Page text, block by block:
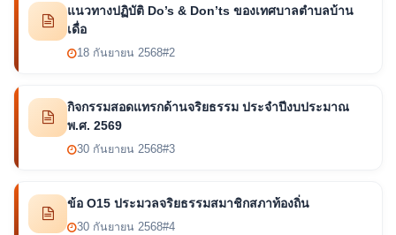
แนวทางปฏิบัติ Do’s & Don’ts ของเทศบาลตำบลบ้าน
เดื่อ
18 กันยายน 2568#2
กิจกรรมสอดแทรกด้านจริยธรรม ประจำปีงบประมาณ
พ.ศ. 2569
30 กันยายน 2568#3
ข้อ O15 ประมวลจริยธรรมสมาชิกสภาท้องถิ่น
30 กันยายน 2568#4